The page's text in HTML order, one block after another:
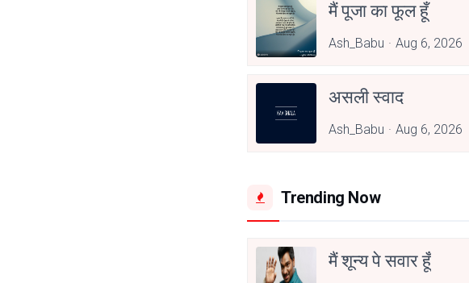
मैं पूजा का फूल हूँ
Ash_Babu Aug 6, 2026
असली स्वाद
Ash_Babu Aug 6, 2026
Trending Now
मैं शून्य पे सवार हूँ